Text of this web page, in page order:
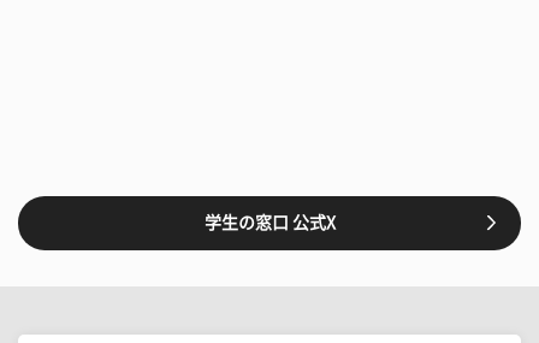
学生の窓口 公式X